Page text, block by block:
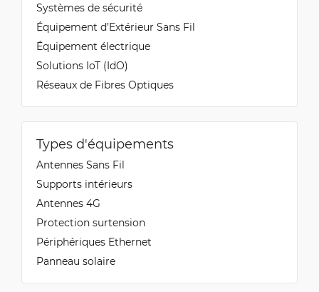
Systèmes de sécurité
Équipement d’Extérieur Sans Fil
Équipement électrique
Solutions IoT (IdO)
Réseaux de Fibres Optiques
Types d'équipements
Antennes Sans Fil
Supports intérieurs
Antennes 4G
Protection surtension
Périphériques Ethernet
Panneau solaire